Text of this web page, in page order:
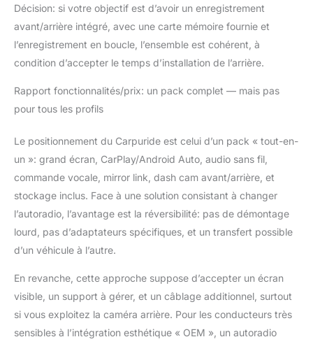
ajuste
automatiquement la
luminosité de l'écran en
fonction de la
Vous pouvez définir
réglage automatique de
la luminosité.
【Contrôle vocal
intelligent avec Siri et
Améliorez votre
expérience de conduite
d'une technologie de
microphone clair
appels téléphoniques
mains libres. Envoyez
Décision: si votre objectif est d’avoir un enregistrement
avant/arrière intégré, avec une carte mémoire fournie et
l’enregistrement en boucle, l’ensemble est cohérent, à
condition d’accepter le temps d’installation de l’arrière.
Rapport fonctionnalités/prix: un pack complet — mais pas
pour tous les profils
Le positionnement du Carpuride est celui d’un pack « tout-en-
un »: grand écran, CarPlay/Android Auto, audio sans fil,
commande vocale, mirror link, dash cam avant/arrière, et
stockage inclus. Face à une solution consistant à changer
l’autoradio, l’avantage est la réversibilité: pas de démontage
lourd, pas d’adaptateurs spécifiques, et un transfert possible
d’un véhicule à l’autre.
En revanche, cette approche suppose d’accepter un écran
visible, un support à gérer, et un câblage additionnel, surtout
si vous exploitez la caméra arrière. Pour les conducteurs très
sensibles à l’intégration esthétique « OEM », un autoradio